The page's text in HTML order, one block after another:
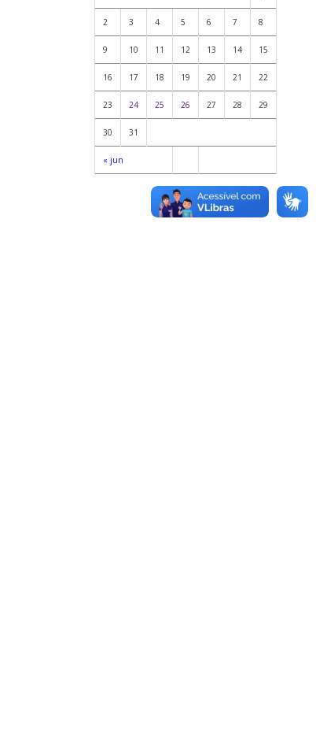
« jun
2 3 4 5 6 7 8
9 10 11 12 13 14 15
16 17 18 19 20 21 22
23 24 25 26 27 28 29
30 31